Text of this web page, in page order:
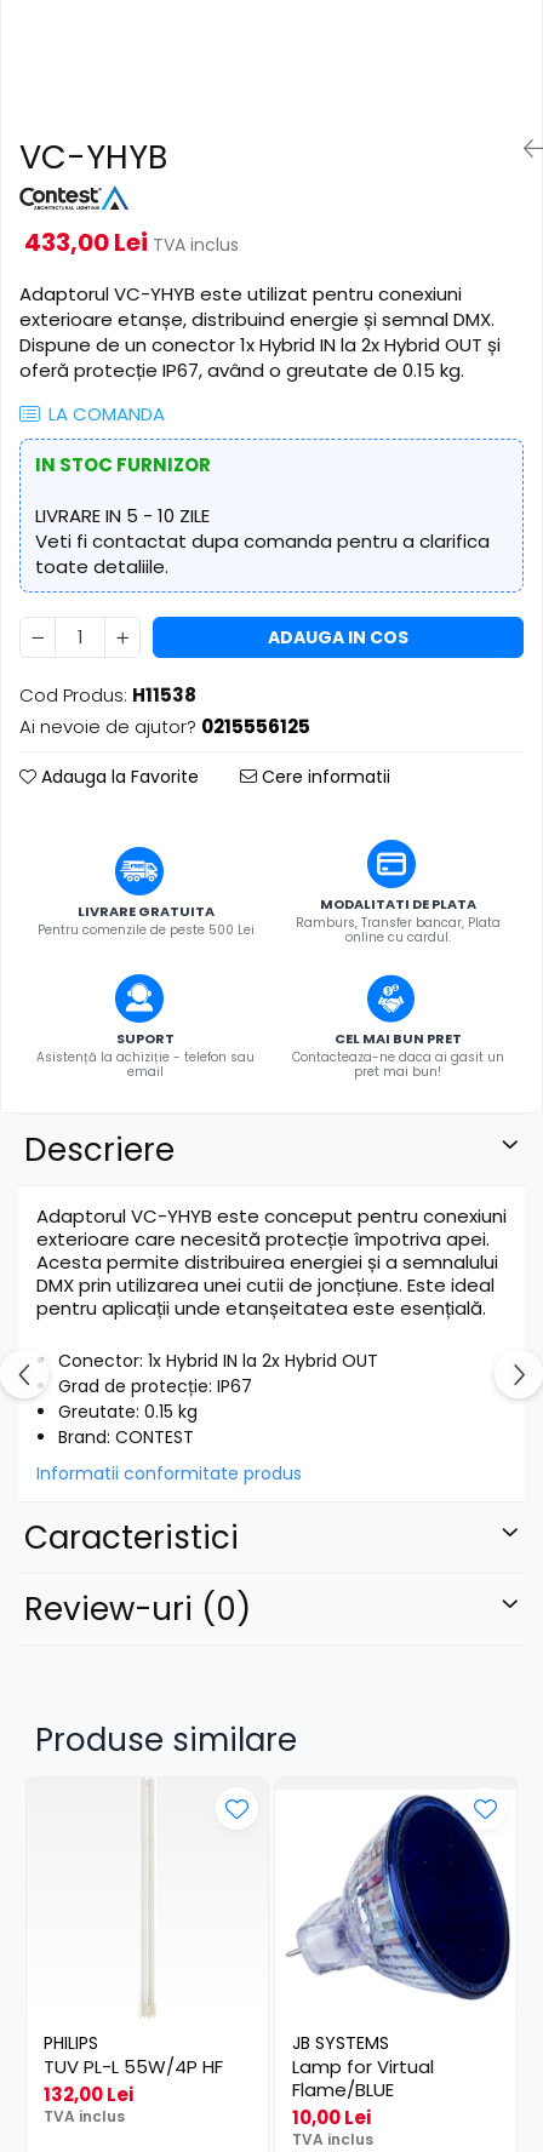
Mixere PA (Public Address)
Instalații audio
Boxe PA (Public Address)
Control Audio
Amplificatoare
Microfoane Desk
Accesorii
Playere Audio
MP3 & USB players
CD players
Amplificatoare
Căști
Sisteme asistență auditivă
Lasere
Efecte DJ & Club
UV & Blacklight
Lumină Arhitecturală
Exterior
Interior
Controler și alimentare
Cabluri și accesorii
Lămpi
​​Halogen
​​Descărcare
​​Lumină UV și neagră
Alimentare & Distribuție
Distribuitoare de putere
Dimmer & Switch Packs
VC-YHYB
433,00 Lei TVA inclus
Adaptorul VC-YHYB este utilizat pentru conexiuni
exterioare etanșe, distribuind energie și semnal DMX.
Dispune de un conector 1x Hybrid IN la 2x Hybrid OUT și
oferă protecție IP67, având o greutate de 0.15 kg.
LA COMANDA
IN STOC FURNIZOR
LIVRARE IN 5 - 10 ZILE
Veti fi contactat dupa comanda pentru a clarifica
toate detaliile.
ADAUGA IN COS
Cod Produs: H11538
Ai nevoie de ajutor? 0215556125
Adauga la Favorite Cere informatii
LIVRARE GRATUITA
Pentru comenzile de peste 500 Lei
MODALITATI DE PLATA
Ramburs, Transfer bancar, Plata
online cu cardul.
SUPORT
Asistență la achiziție - telefon sau
email
CEL MAI BUN PRET
Contacteaza-ne daca ai gasit un
pret mai bun!
Descriere
Adaptorul VC-YHYB este conceput pentru conexiuni
exterioare care necesită protecție împotriva apei.
Acesta permite distribuirea energiei și a semnalului
DMX prin utilizarea unei cutii de joncțiune. Este ideal
pentru aplicații unde etanșeitatea este esențială.
Conector: 1x Hybrid IN la 2x Hybrid OUT
Grad de protecție: IP67
Greutate: 0.15 kg
Brand: CONTEST
Informatii conformitate produs
Caracteristici
Review-uri (0)
Produse similare
PHILIPS
TUV PL-L 55W/4P HF
132,00 Lei
TVA inclus
JB SYSTEMS
Lamp for Virtual
Flame/BLUE
10,00 Lei
TVA inclus